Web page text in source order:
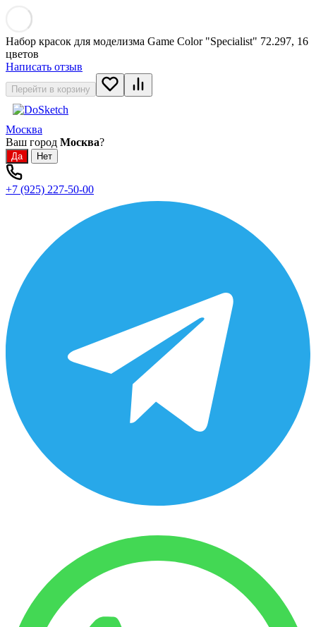
Набор красок для моделизма Game Color "Specialist" 72.297, 16
цветов
Написать отзыв
Перейти в корзину
Москва
Ваш город Москва?
+7 (925) 227-50-00